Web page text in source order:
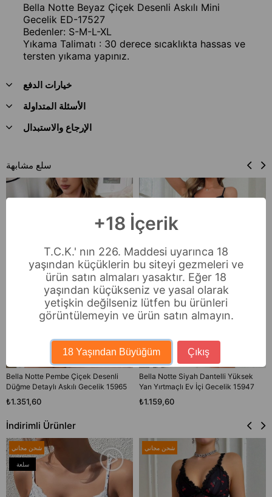
Bella Notte Beyaz Çiçek Desenli Askılı Mini
Gecelik ED-17527
Bedenler: S-M-L-XL
Yıkama Talimatı : 30 derece sıcaklıkta hassas ve
tersten yıkama yapınız.
خيارات الدفع
الأسئلة المتداولة
الإرجاع والاستبدال
سلع مشابهة
Bella Notte Pembe Çiçek Desenli
Düğme Detaylı Askılı Gecelik 15965
₺1.351,60
Bella Notte Siyah Dantelli Yüksek
Yan Yırtmaçlı Ev İçi Gecelik 15947
₺1.159,60
İndirimli Ürünler
شحن مجاني
سلعة
شحن مجاني
+18 İçerik
T.C.K.' nın 226. Maddesi uyarınca 18
yaşından küçüklerin bu siteyi gezmeleri ve
ürün satın almaları yasaktır. Eğer 18
yaşından küçükseniz ve yasal olarak
yetişkin değilseniz lütfen bu ürünleri
görüntülemeyin ve ürün satın almayın.
18 Yaşından Büyüğüm Çıkış